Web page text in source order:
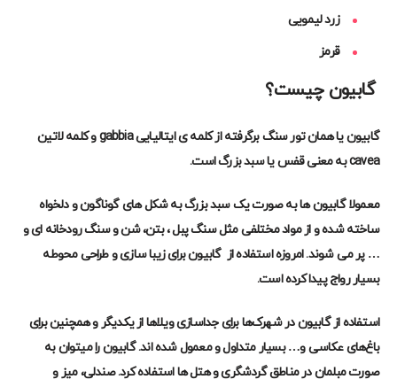
زرد ليمويی
قرمز
گابیون چیست؟
گابیونیا همان تور سنگ برگرفته از کلمه یایتالیاییgabbia وکلمه لاتین
caveaبه معنی قفس یا سبد بزرگ است.
معمولا گابیون ها به صورت یک سبد بزرگ به شکل های گوناگون و دلخواه
ساخته شده و از مواد مختلفی مثل سنگ پبل ، بتن، شن وسنگ رودخانه ایو
… پر می شوند. امروزه استفاده از گابیون برای زیبا سازی و طراحی محوطه
بسیار رواج پیدا کرده است.
استفاده از گابیون در شهرک‌ها برای جداسازی ویلاها از یکدیگر و همچنین برای
باغ‌های عکاسی و… بسیار متداول و معمول شده اند. گابیون را میتوان به
صورت مبلمان در مناطق گردشگری و هتل ها استفاده کرد. صندلی، میز و